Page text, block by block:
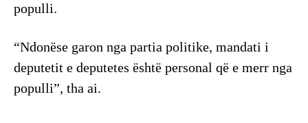
populli.
“Ndonëse garon nga partia politike, mandati i
deputetit e deputetes është personal që e merr nga
populli”, tha ai.